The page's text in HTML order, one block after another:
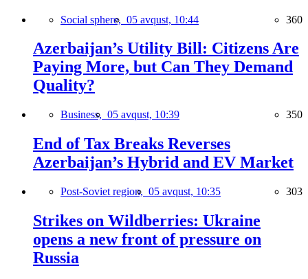
Social sphere, 05 avqust, 10:44 360
Azerbaijan’s Utility Bill: Citizens Are
Paying More, but Can They Demand
Quality?
Business, 05 avqust, 10:39 350
End of Tax Breaks Reverses
Azerbaijan’s Hybrid and EV Market
Post-Soviet region, 05 avqust, 10:35 303
Strikes on Wildberries: Ukraine
opens a new front of pressure on
Russia